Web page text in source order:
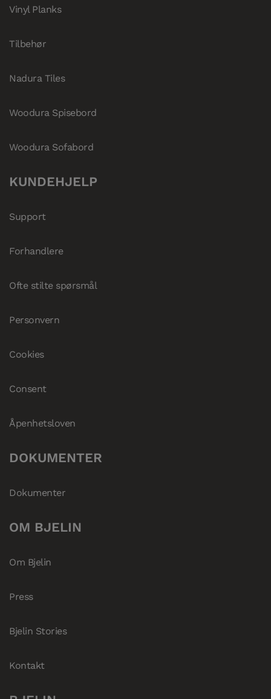
Vinyl Planks
Tilbehør
Nadura Tiles
Woodura Spisebord
Woodura Sofabord
KUNDEHJELP
Support
Forhandlere
Ofte stilte spørsmål
Personvern
Cookies
Consent
Åpenhetsloven
DOKUMENTER
Dokumenter
OM BJELIN
Om Bjelin
Press
Bjelin Stories
Kontakt